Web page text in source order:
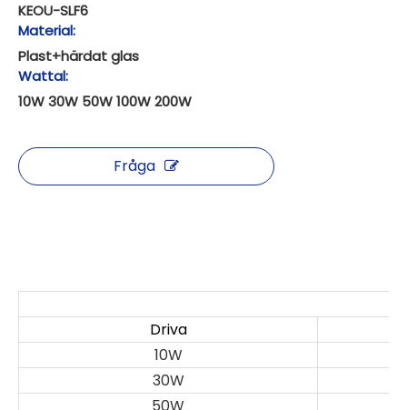
KEOU-SLF6
Material:
Plast+härdat glas
Wattal:
10W 30W 50W 100W 200W
Fråga
Driva
10W
30W